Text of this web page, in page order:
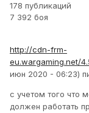
178 публикаций
7 392 боя
http://cdn-frm-
eu.wargaming.net/
июн 2020 - 06:23)
с учетом того что
должен работать